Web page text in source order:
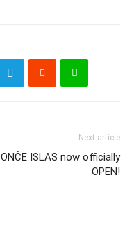
Next article
ONĈE ISLAS now officially
OPEN!